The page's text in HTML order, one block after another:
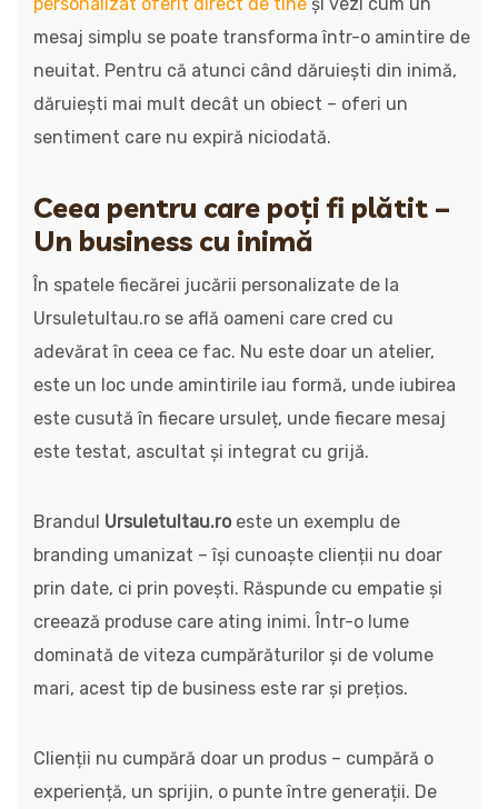
mesaj simplu se poate transforma într-o amintire de
neuitat. Pentru că atunci când dăruiești din inimă,
dăruiești mai mult decât un obiect – oferi un
sentiment care nu expiră niciodată.
Ceea pentru care poți fi plătit –
Un business cu inimă
În spatele fiecărei jucării personalizate de la
Ursuletultau.ro se află oameni care cred cu
adevărat în ceea ce fac. Nu este doar un atelier,
este un loc unde amintirile iau formă, unde iubirea
este cusută în fiecare ursuleț, unde fiecare mesaj
este testat, ascultat și integrat cu grijă.
Brandul Ursuletultau.roeste un exemplu de
branding umanizat – își cunoaște clienții nu doar
prin date, ci prin povești. Răspunde cu empatie și
creează produse care ating inimi. Într-o lume
dominată de viteza cumpărăturilor și de volume
mari, acest tip de business este rar și prețios.
Clienții nu cumpără doar un produs – cumpără o
experiență, un sprijin, o punte între generații. De